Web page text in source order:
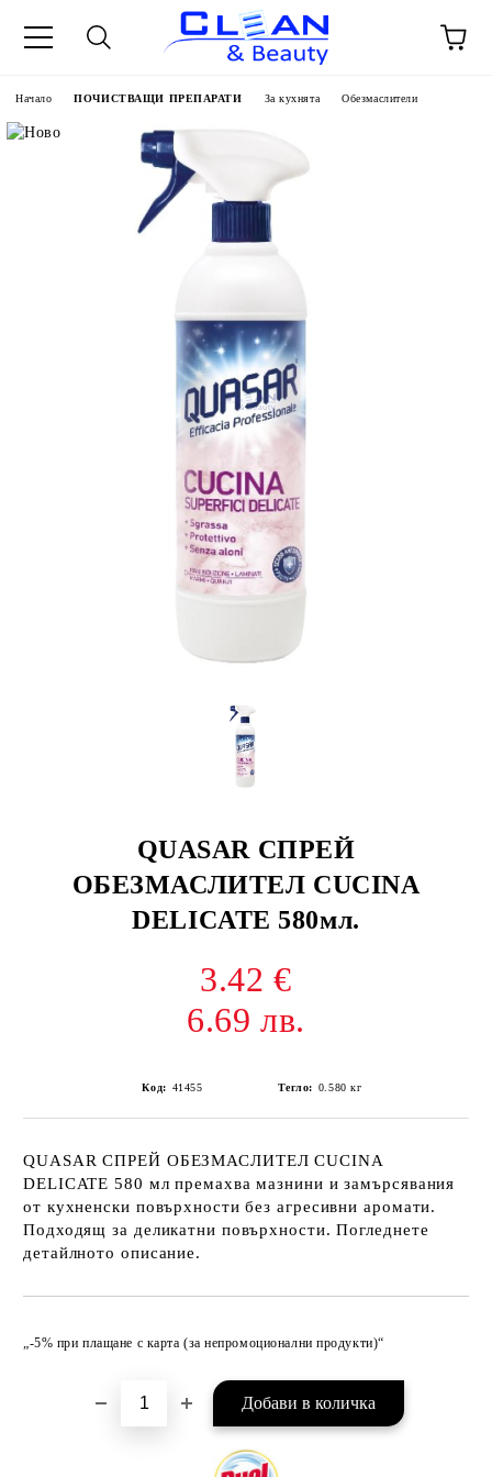
Начало ПОЧИСТВАЩИ ПРЕПАРАТИ За кухнята Обезмаслители
QUASAR СПРЕЙ
ОБЕЗМАСЛИТЕЛ CUCINA
DELICATE 580мл.
3.42 €
6.69 лв.
Код: 41455 Тегло: 0.580 кг
QUASAR СПРЕЙ ОБЕЗМАСЛИТЕЛ CUCINA
DELICATE 580 мл премахва мазнини и замърсявания
от кухненски повърхности без агресивни аромати.
Подходящ за деликатни повърхности. Погледнете
детайлното описание.
„-5% при плащане с карта (за непромоционални продукти)“